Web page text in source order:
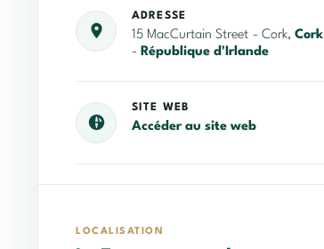
ADRESSE
15 MacCurtain Street - Cork,Cork
- République d'Irlande
SITE WEB
Accéder au site web
LOCALISATION